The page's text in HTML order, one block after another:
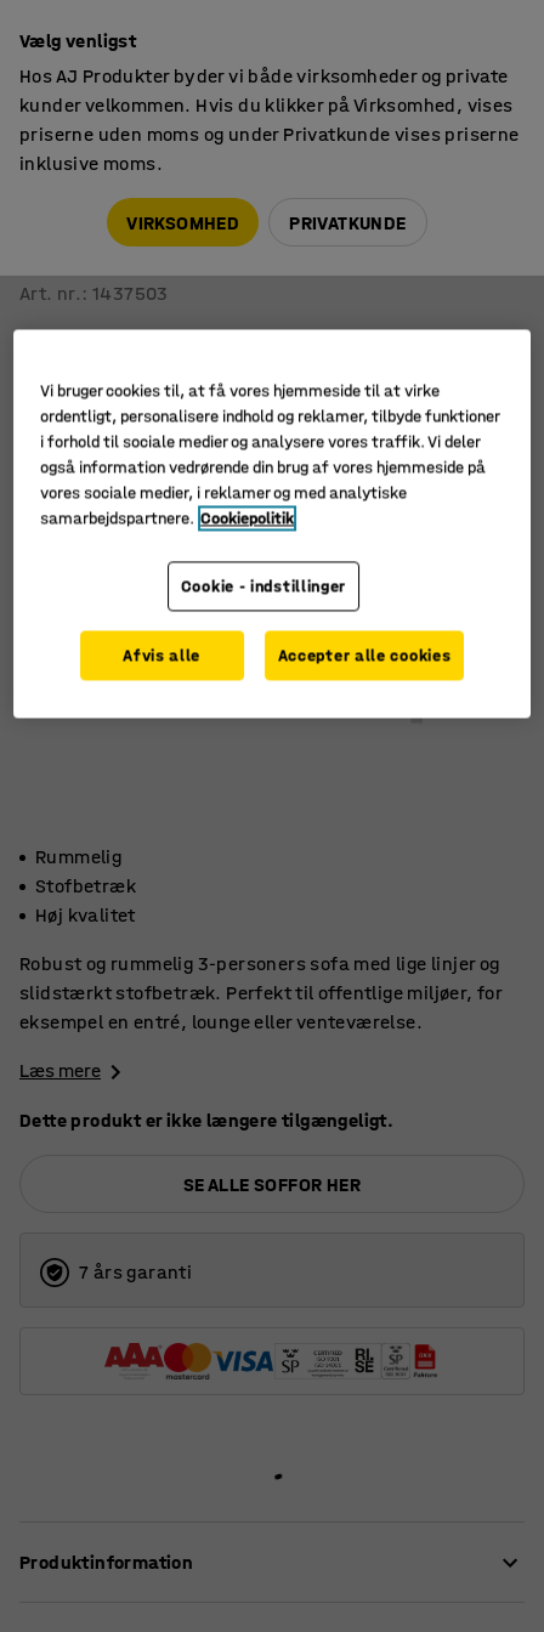
Sofa NEO
Art. nr. :1437503
Rummelig
Stofbetræk
Høj kvalitet
Robust og rummelig 3-personers sofa med lige linjer og
slidstærkt stofbetræk. Perfekt til offentlige miljøer, for
eksempel en entré, lounge eller venteværelse.
Læs mere
Dette produkt er ikke længere tilgængeligt.
SE ALLE SOFFOR HER
7 års garanti
Produktinformation
Vælg venligst
Hos AJ Produkter byder vi både virksomheder og private
kunder velkommen. Hvis du klikker på Virksomhed, vises
priserne uden moms og under Privatkunde vises priserne
inklusive moms.
VIRKSOMHED PRIVATKUNDE
Vi bruger cookies til, at få vores hjemmeside til at virke
ordentligt, personalisere indhold og reklamer, tilbyde funktioner
i forhold til sociale medier og analysere vores traffik. Vi deler
også information vedrørende din brug af vores hjemmeside på
vores sociale medier, i reklamer og med analytiske
samarbejdspartnere. Cookiepolitik
Cookie - indstillinger
Afvis alle Accepter alle cookies